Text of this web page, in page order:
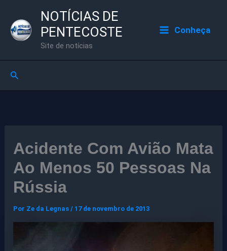
para
NOTÍCIAS DE
PENTECOSTE
Site de notícias
Conheça
Pesquisar
Acidente Com Avião Mata
Ao Menos 50 Pessoas Na
Rússia
Por Ze da Legnas/ 17 de novembro de 2013